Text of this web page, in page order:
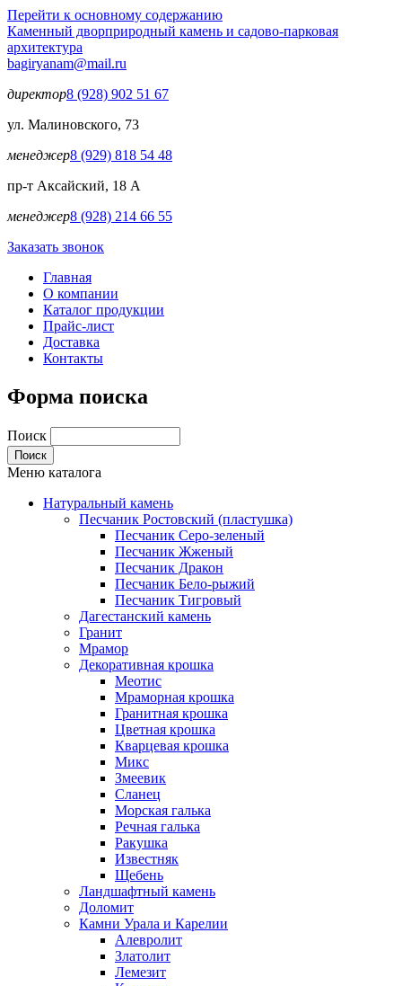
Перейти к основному содержанию
Каменный дворприродный камень и садово-парковая
архитектура
bagiryanam@mail.ru
директор8 (928) 902 51 67
ул. Малиновского, 73
менеджер8 (929) 818 54 48
пр-т Аксайский, 18 А
менеджер8 (928) 214 66 55
Заказать звонок
Главная
О компании
Каталог продукции
Прайс-лист
Доставка
Контакты
Форма поиска
Поиск
Меню каталога
Натуральный камень
Песчаник Ростовский (пластушка)
Песчаник Серо-зеленый
Песчаник Жженый
Песчаник Дракон
Песчаник Бело-рыжий
Песчаник Тигровый
Дагестанский камень
Гранит
Мрамор
Декоративная крошка
Меотис
Мраморная крошка
Гранитная крошка
Цветная крошка
Кварцевая крошка
Микс
Змеевик
Сланец
Морская галька
Речная галька
Ракушка
Известняк
Щебень
Ландшафтный камень
Доломит
Камни Урала и Карелии
Алевролит
Златолит
Лемезит